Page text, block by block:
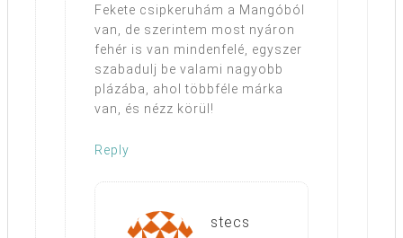
Fekete csipkeruhám a Mangóból
van, de szerintem most nyáron
fehér is van mindenfelé, egyszer
szabadulj be valami nagyobb
plázába, ahol többféle márka
van, és nézz körül!
Reply
stecs